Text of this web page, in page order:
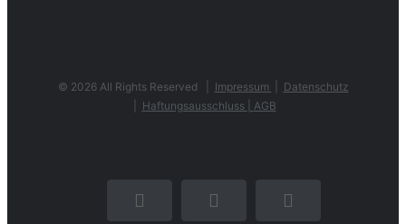
© 2026 All Rights Reserved | Impressum
Datenschutz
Haftungsausschluss | AGB
Facebook InstagramPinterest